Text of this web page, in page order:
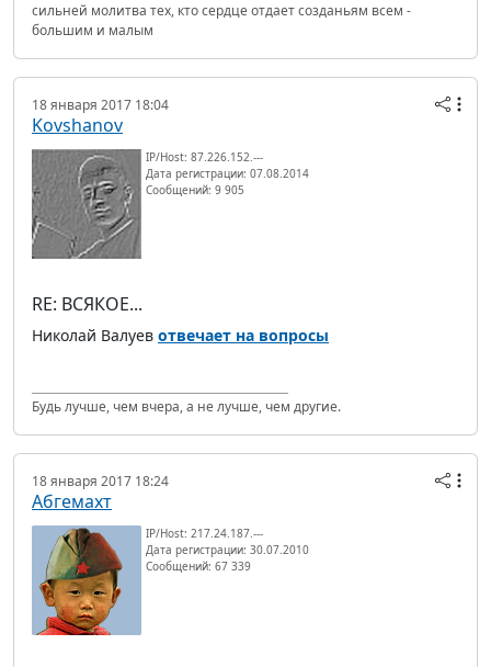
сильней молитва тех, кто сердце отдает созданьям всем -
большим и малым
18 января 2017 18:04
Kovshanov
IP/Host: 87.226.152.---
Дата регистрации: 07.08.2014
Сообщений: 9 905
RE: ВСЯКОЕ...
Николай Валуев отвечает на вопросы
Будь лучше, чем вчера, а не лучше, чем другие.
18 января 2017 18:24
Абгемахт
IP/Host: 217.24.187.---
Дата регистрации: 30.07.2010
Сообщений: 67 339